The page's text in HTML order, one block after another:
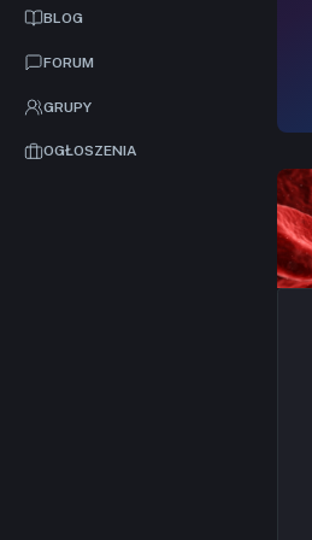
BLOG
FORUM
GRUPY
OGŁOSZENIA